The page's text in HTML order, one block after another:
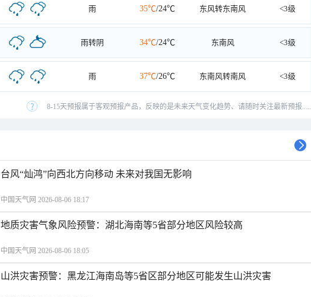
雨 35℃/24℃ 东风转东南风 <3级
雨转阴 34℃/24℃ 东南风 <3级
雨 37℃/26℃ 东南风转南风 <3级
8-15天预报属于客观预报产品，反映的是未来天气变化趋势、请随时关注最新预报.....
台风“灿鸿”向西北方向移动 未来对我国无影响
中国天气网 2026-08-06 18:17
地质灾害气象风险预警：湖北海南等5省部分地区风险较高
中国天气网 2026-08-06 18:05
山洪灾害预警：黑龙江海南岛等5省区部分地区可能发生山洪灾害